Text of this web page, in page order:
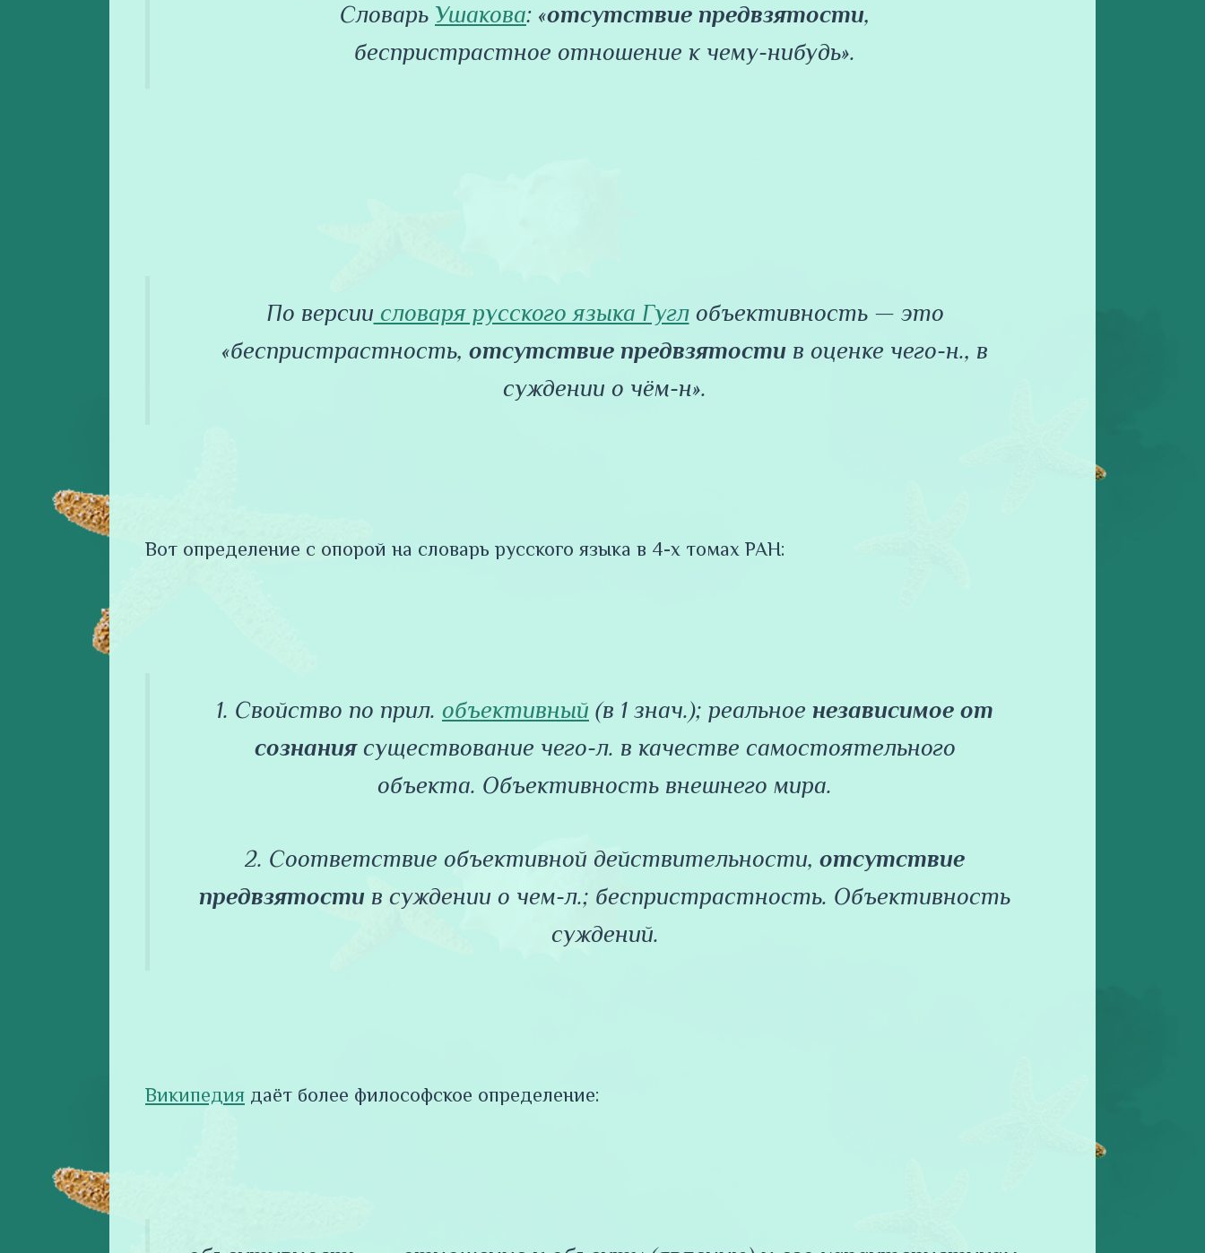
Словарь Ушакова: «отсутствие предвзятости,
беспристрастное отношение к чему-нибудь».
По версии словаря русского языка Гуглобъективность — это
«беспристрастность, отсутствие предвзятости в оценке чего-н., в
суждении о чём-н».
Вот определение с опорой на словарь русского языка в 4-х томах РАН:
1. Свойство по прил. объективный (в 1 знач.); реальное независимое от
сознаниясуществование чего-л. в качестве самостоятельного
объекта. Объективность внешнего мира.
2. Соответствие объективной действительности, отсутствие
предвзятости в суждении о чем-л.; беспристрастность. Объективность
суждений.
Википедия даёт более философское определение: